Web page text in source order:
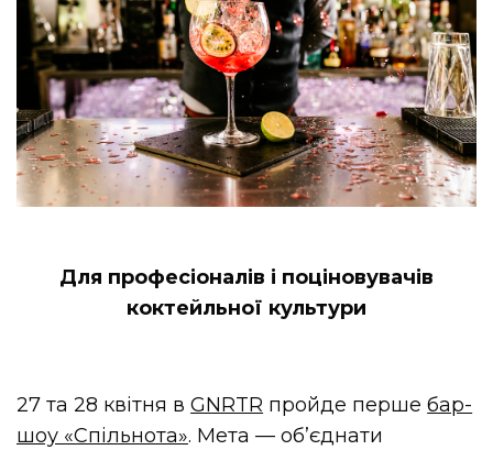
Для професіоналів і поціновувачів
коктейльної культури
27 та 28 квітня вGNRTR пройде першебар-
шоу «Спільнота». Мета — об’єднати